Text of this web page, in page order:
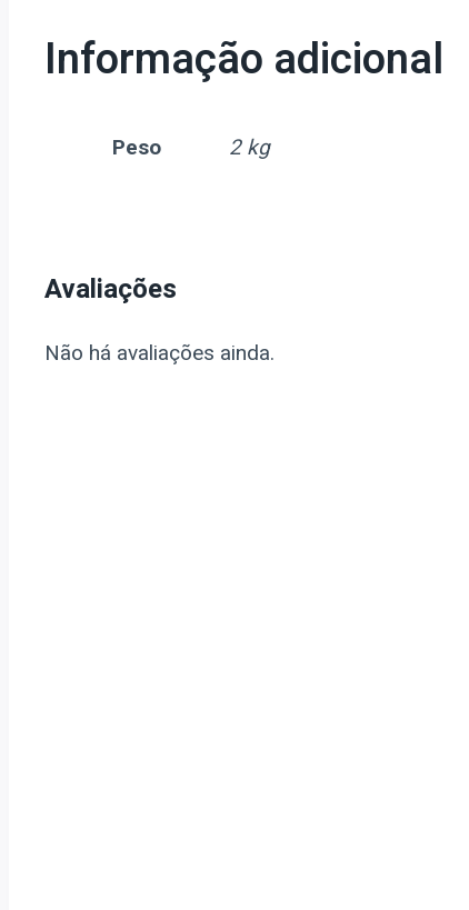
Informação adicional
Peso 2 kg
Avaliações
Não há avaliações ainda.